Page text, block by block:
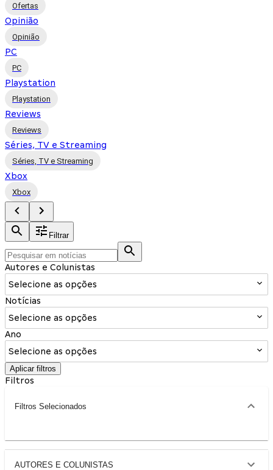
Ofertas
Opinião
Opinião
PC
PC
Playstation
Playstation
Reviews
Reviews
Séries, TV e Streaming
Séries, TV e Streaming
Xbox
Xbox
Filtrar
Autores e Colunistas
Selecione as opções
Notícias
Selecione as opções
Ano
Selecione as opções
Aplicar filtros
Filtros
Filtros Selecionados
AUTORES E COLUNISTAS